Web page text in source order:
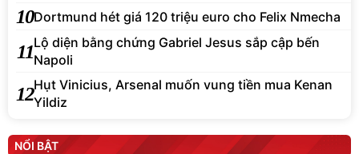
10Dortmund hét giá 120 triệu euro cho Felix Nmecha
11Lộ diện bằng chứng Gabriel Jesus sắp cập bến
Napoli
12Hụt Vinicius, Arsenal muốn vung tiền mua Kenan
Yildiz
NỔI BẬT